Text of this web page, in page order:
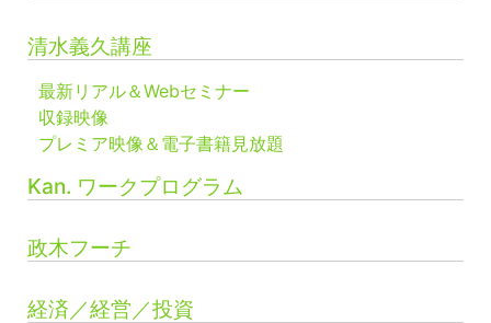
清水義久講座
最新リアル＆Webセミナー
収録映像
プレミア映像＆電子書籍見放題
Kan. ワークプログラム
政木フーチ
経済／経営／投資